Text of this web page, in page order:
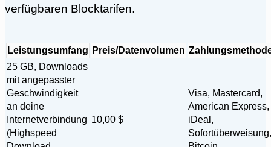
verfügbaren Blocktarifen.
Leistungsumfang Preis/Datenvolumen
25 GB, Downloads
mit angepasster
Geschwindigkeit
an deine
Internetverbindung
(Highspeed
10,00 $
Visa, Mastercard,
American Express,
iDeal,
Sofortüberweisung,